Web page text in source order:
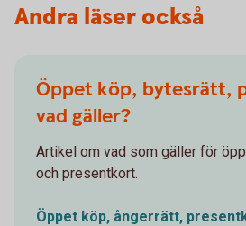
Andra läser också
Öppet köp, bytesrätt,
vad gäller?
Artikel om vad som gäller för
och presentkort.
Öppet köp, ångerrätt,